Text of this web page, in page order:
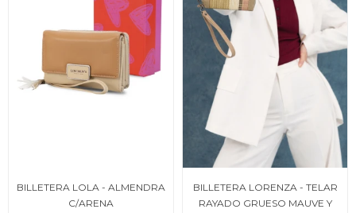
BILLETERA LOLA - ALMENDRA
C/ARENA
BILLETERA LORENZA - TELAR
RAYADO GRUESO MAUVE Y